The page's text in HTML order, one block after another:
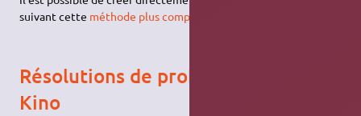
suivant cette méthode plus compliquée
Résolutions de problèmes pour
Kino